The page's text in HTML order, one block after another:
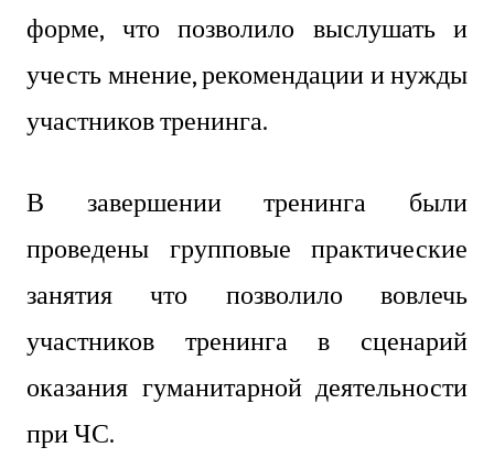
форме, что позволило выслушать и
учесть мнение, рекомендации и нужды
участников тренинга.
В завершении тренинга были
проведены групповые практические
занятия что позволило вовлечь
участников тренинга в сценарий
оказания гуманитарной деятельности
при ЧС.